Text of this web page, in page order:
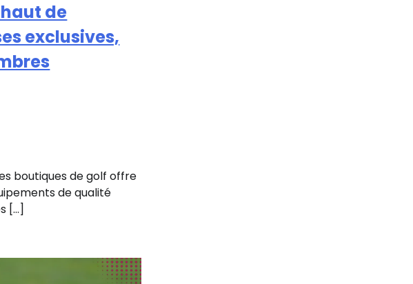
de
exclusives,
boutiques de golf offre
de qualité
[…]